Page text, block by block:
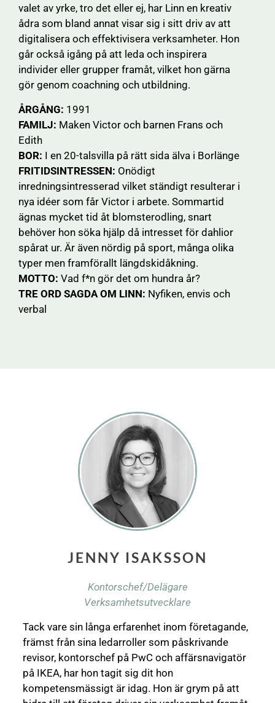
valet av yrke, tro det eller ej, har Linn en kreativ
ådra som bland annat visar sig i sitt driv av att
digitalisera och effektivisera verksamheter. Hon
går också igång på att leda och inspirera
individer eller grupper framåt, vilket hon gärna
gör genom coachning och utbildning.
ÅRGÅNG: 1991
FAMILJ: Maken Victor och barnen Frans och
Edith
BOR: I en 20-talsvilla på rätt sida älva i Borlänge
FRITIDSINTRESSEN: Onödigt
inredningsintresserad vilket ständigt resulterar i
nya idéer som får Victor i arbete. Sommartid
ägnas mycket tid åt blomsterodling, snart
behöver hon söka hjälp då intresset för dahlior
spårat ur. Är även nördig på sport, många olika
typer men framförallt längdskidåkning.
MOTTO: Vad f*n gör det om hundra år?
TRE ORD SAGDA OM LINN: Nyfiken, envis och
verbal
JENNY ISAKSSON
Kontorschef/Delägare
Verksamhetsutvecklare
Tack vare sin långa erfarenhet inom företagande,
främst från sina ledarroller som påskrivande
revisor, kontorschef på PwC och affärsnavigatör
på IKEA, har hon tagit sig dit hon
kompetensmässigt är idag. Hon är grym på att